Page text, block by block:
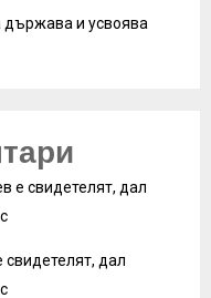
държава и усвоява
е свидетелят, дал
дал